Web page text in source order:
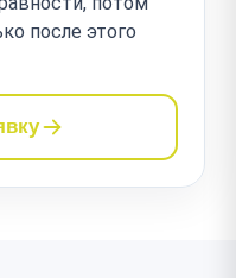
после этого